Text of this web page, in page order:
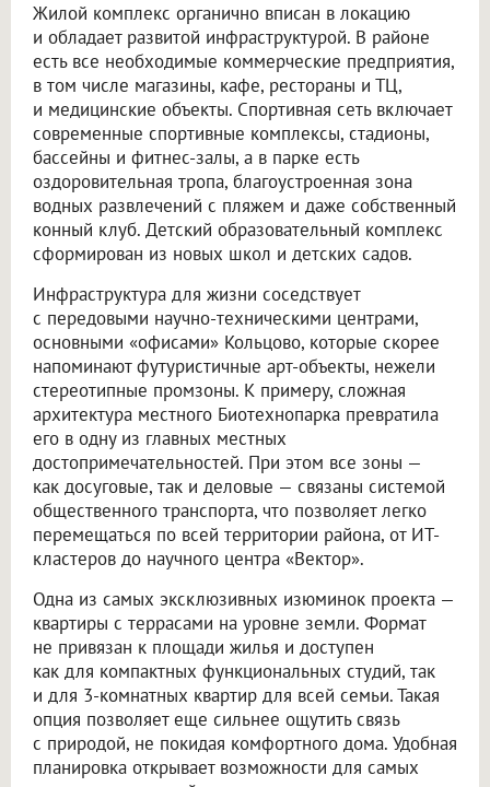
Жилой комплекс органично вписан в локацию
и обладает развитой инфраструктурой. В районе
есть все необходимые коммерческие предприятия,
в том числе магазины, кафе, рестораны и ТЦ,
и медицинские объекты. Спортивная сеть включает
современные спортивные комплексы, стадионы,
бассейны и фитнес-залы, а в парке есть
оздоровительная тропа, благоустроенная зона
водных развлечений с пляжем и даже собственный
конный клуб. Детский образовательный комплекс
сформирован из новых школ и детских садов.
Инфраструктура для жизни соседствует
с передовыми научно-техническими центрами,
основными «офисами» Кольцово, которые скорее
напоминают футуристичные арт-объекты, нежели
стереотипные промзоны. К примеру, сложная
архитектура местного Биотехнопарка превратила
его в одну из главных местных
достопримечательностей. При этом все зоны —
как досуговые, так и деловые — связаны системой
общественного транспорта, что позволяет легко
перемещаться по всей территории района, от ИТ-
кластеров до научного центра «Вектор».
Одна из самых эксклюзивных изюминок проекта —
квартиры с террасами на уровне земли. Формат
не привязан к площади жилья и доступен
как для компактных функциональных студий, так
и для 3-комнатных квартир для всей семьи. Такая
опция позволяет еще сильнее ощутить связь
с природой, не покидая комфортного дома. Удобная
планировка открывает возможности для самых